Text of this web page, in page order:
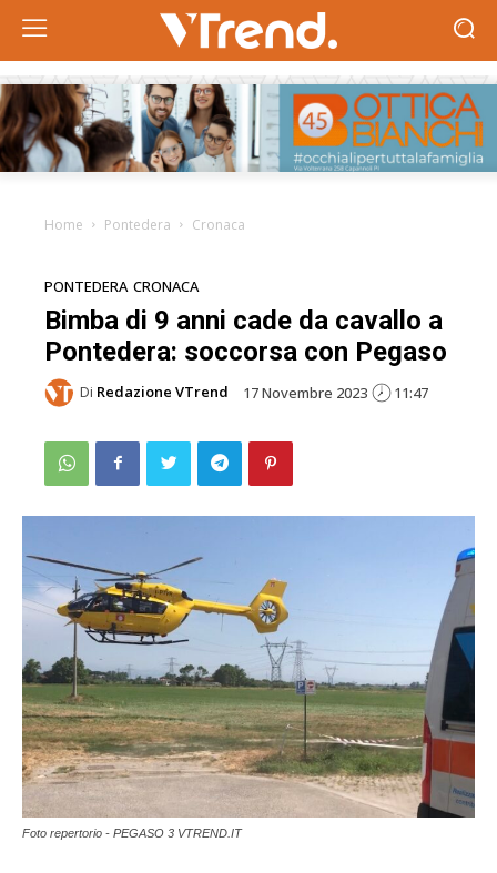
Home Pontedera Cronaca
PONTEDERA CRONACA
Bimba di 9 anni cade da cavallo a
Pontedera: soccorsa con Pegaso
Di Redazione VTrend 17 Novembre 2023 11:47
Foto repertorio - PEGASO 3 VTREND.IT